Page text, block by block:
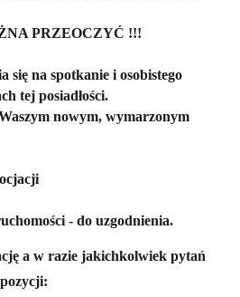
PRZEOCZYĆ !!!
się na spotkanie i osobistego
tej posiadłości.
nowym, wymarzonym
- do uzgodnienia.
a w razie jakichkolwiek pytań